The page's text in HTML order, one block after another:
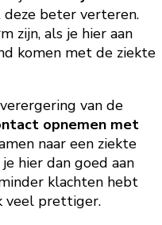
beter verteren.
zijn, als je hier aan
komen met de ziekte
van de
opnemen met
naar een ziekte
hier dan goed aan
klachten hebt
veel prettiger.